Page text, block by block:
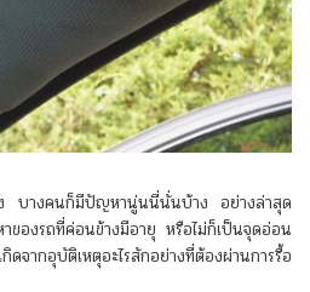
ง บางคนก็มีปัญหานู่นนี่นั่นบ้าง อย่างล่าสุด
ของรถที่ค่อนข้างมีอายุ หรือไม่ก็เป็นจุดอ่อน
ดจากอุบัติเหตุอะไรสักอย่างที่ต้องผ่านการรื้อ